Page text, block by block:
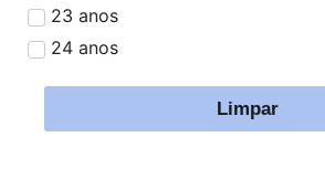
23 anos
24 anos
Limpar